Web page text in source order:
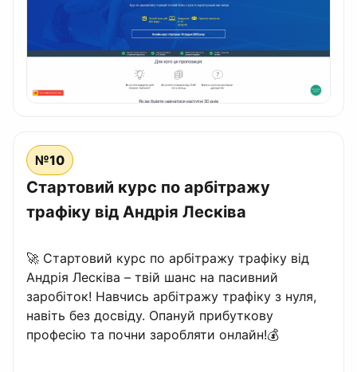
№10
Стартовий курс по арбітражу
трафіку від Андрія Лесківа
🚀 Стартовий курс по арбітражу трафіку від
Андрія Лесківа – твій шанс на пасивний
заробіток! Навчись арбітражу трафіку з нуля,
навіть без досвіду. Опануй прибуткову
професію та почни заробляти онлайн!💰